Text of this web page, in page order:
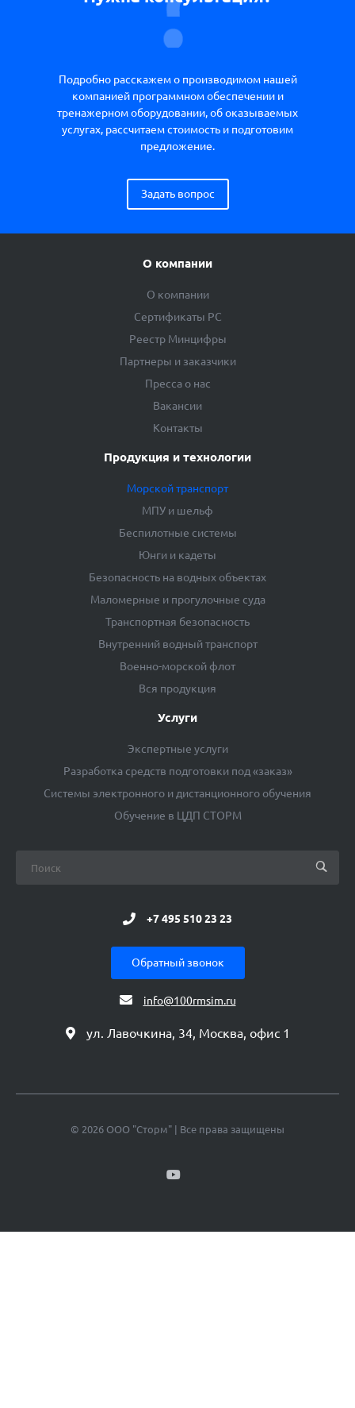
Подробно расскажем о производимом нашей
компанией программном обеспечении и
тренажерном оборудовании, об оказываемых
услугах, рассчитаем стоимость и подготовим
предложение.
Задать вопрос
О компании
О компании
Сертификаты РС
Реестр Минцифры
Партнеры и заказчики
Пресса о нас
Вакансии
Контакты
Продукция и технологии
Морской транспорт
МПУ и шельф
Беспилотные системы
Юнги и кадеты
Безопасность на водных объектах
Маломерные и прогулочные суда
Транспортная безопасность
Внутренний водный транспорт
Военно-морской флот
Вся продукция
Услуги
Экспертные услуги
Разработка средств подготовки под «заказ»
Системы электронного и дистанционного обучения
Обучение в ЦДП СТОРМ
+7 495 510 23 23
Обратный звонок
info@100rmsim.ru
ул. Лавочкина, 34, Москва, офис 1
© 2026 ООО "Сторм" | Все права защищены